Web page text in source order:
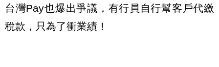
台灣Pay也爆出爭議，有行員自行幫客戶代繳
稅款，只為了衝業績！